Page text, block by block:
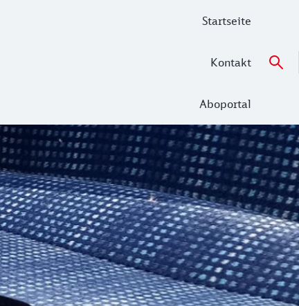
Startseite
Kontakt
Aboportal